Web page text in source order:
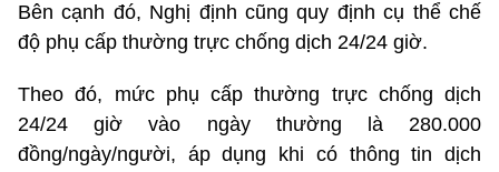
Bên cạnh đó, Nghị định cũng quy định cụ thể chế
độ phụ cấp thường trực chống dịch 24/24 giờ.
Theo đó, mức phụ cấp thường trực chống dịch
24/24 giờ vào ngày thường là 280.000
đồng/ngày/người, áp dụng khi có thông tin dịch